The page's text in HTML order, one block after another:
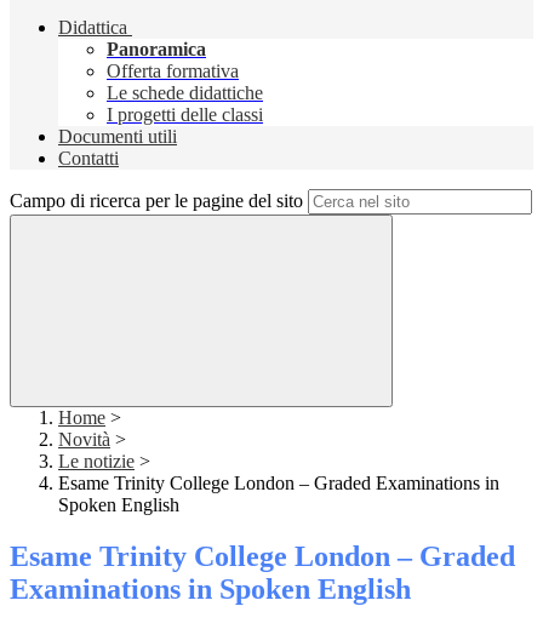
Didattica
Panoramica
Offerta formativa
Le schede didattiche
I progetti delle classi
Documenti utili
Contatti
Campo di ricerca per le pagine del sito
Home >
Novità >
Le notizie >
Esame Trinity College London – Graded Examinations in
Spoken English
Esame Trinity College London – Graded
Examinations in Spoken English